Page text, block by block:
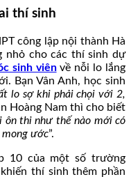
thí sinh
công lập nội thành Hà
nhỏ cho các thí sinh dự
sinh viênvề nỗi lo lắng
Bạn Vân Anh, học sinh
lo sợ khi phải chọi với 2,
Hoàng Nam thì cho biết
ôn thi như thế nào mới có
ước”.
10 của một số trường
thí sinh thêm phần